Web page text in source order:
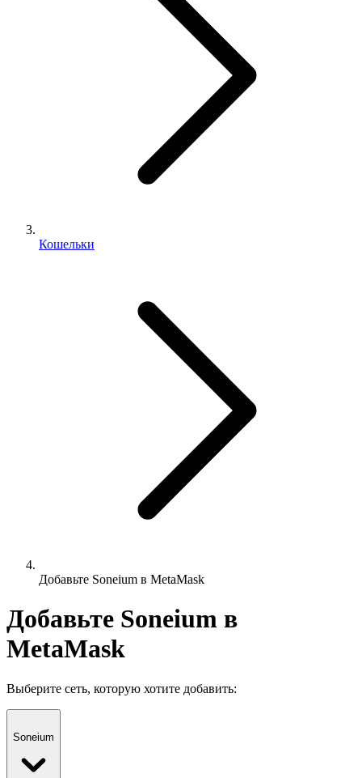
Кошельки
Добавьте Soneium в MetaMask
Добавьте Soneium в
MetaMask
Выберите сеть, которую хотите добавить:
Soneium